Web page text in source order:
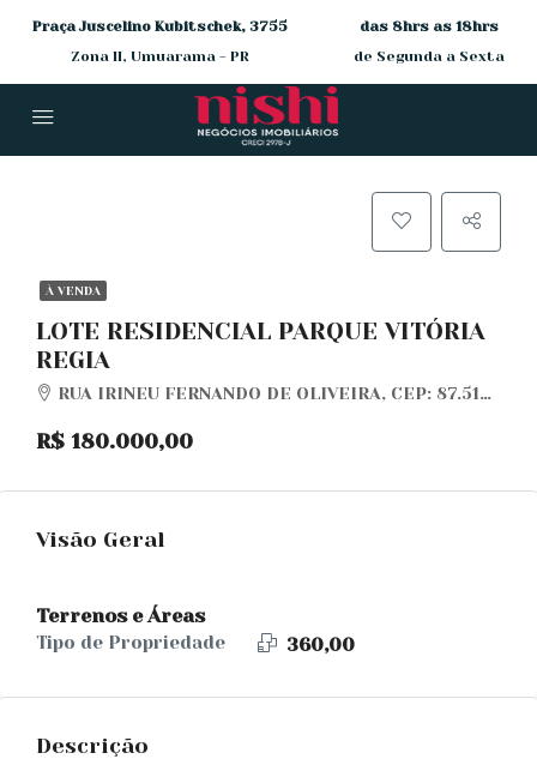
Praça Juscelino Kubitschek, 3755
Zona II, Umuarama - PR
das 8hrs as 18hrs
de Segunda a Sexta
À VENDA
LOTE RESIDENCIAL PARQUE VITÓRIA
REGIA
RUA IRINEU FERNANDO DE OLIVEIRA, CEP: 87.512-215
R$ 180.000,00
Visão Geral
Terrenos e Áreas
Tipo de Propriedade 360,00
Descrição